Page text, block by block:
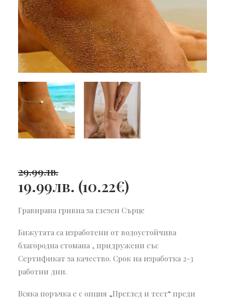
29.99лв.
19.99лв. (10.22€)
Гравирана гривна за глезен Сърце
Бижутата са изработени от водоустойчива
благородна стомана , придружени със
Сертификат за качество. Срок на изработка 2-3
работни дни.
Всяка поръчка е с опция „Преглед и тест“ преди